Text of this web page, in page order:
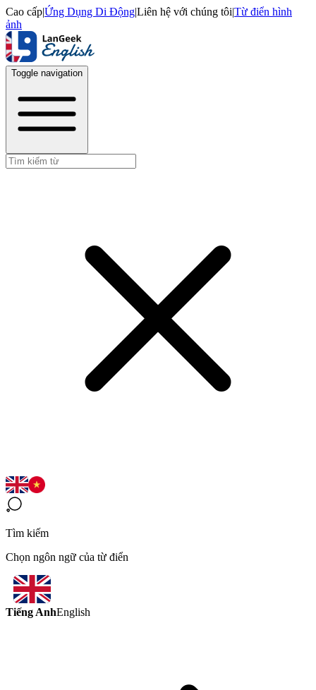
Cao cấp|Ứng Dụng Di Động|Liên hệ với chúng tôi|Từ điển hình
ảnh
Toggle navigation
Tìm kiếm
Chọn ngôn ngữ của từ điển
Tiếng AnhEnglish